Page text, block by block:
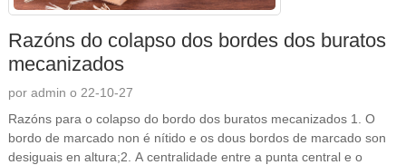
Razóns do colapso dos bordes dos buratos
mecanizados
por admin o 22-10-27
Razóns para o colapso do bordo dos buratos mecanizados 1. O
bordo de marcado non é nítido e os dous bordos de marcado son
desiguais en altura;2. A centralidade entre a punta central e o